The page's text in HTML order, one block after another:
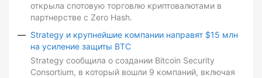
открыла спотовую торговлю криптовалютами в
партнерстве с Zero Hash.
Strategy и крупнейшие компании направят $15 млн
на усиление защиты BTC
Strategy сообщила о создании Bitcoin Security
Consortium, в который вошли 9 компаний, включая